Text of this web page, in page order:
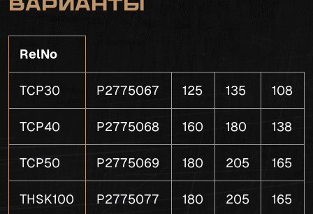
варианты
RelNo
TCP30 P2775067 125 135 108
TCP40 P2775068 160 180 138
TCP50 P2775069 180 205 165
THSK100 P2775077 180 205 165